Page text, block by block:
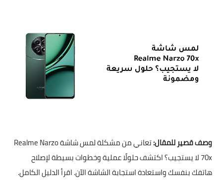
وصف قصير للمقال:
تعاني من مشكلة لمس شاشة Realme Narzo
70x لا يستجيب؟ اكتشف حلولًا عملية وخطوات بسيطة لإصلاح
هاتفك بنفسك واستعادة استجابة الشاشة الآن. اقرأ الدليل الكامل.